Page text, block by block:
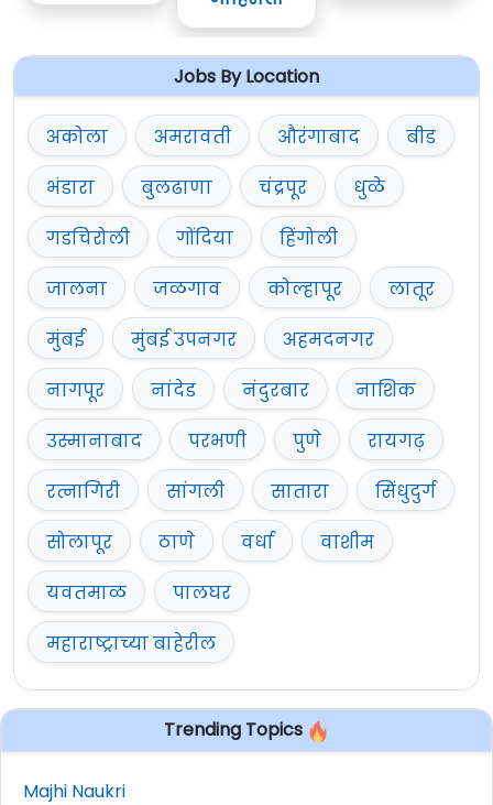
Jobs By Location
अकोला अमरावती औरंगाबाद
बीड
भंडारा
बुलढाणा चंद्रपूर
धुळे
गडचिरोली
गोंदिया
हिंगोली
जालना
जळगाव कोल्हापूर
लातूर
मुंबई
मुंबई उपनगर
अहमदनगर
नागपूर
नांदेड नंदुरबार
नाशिक
उस्मानाबाद
परभणी पुणे
रायगढ़
रत्नागिरी
सांगली सातारा
सिंधुदुर्ग
सोलापूर
ठाणे वर्धा
वाशीम
यवतमाळ
पालघर
महाराष्ट्राच्या बाहेरील
Trending Topics
Majhi Naukri